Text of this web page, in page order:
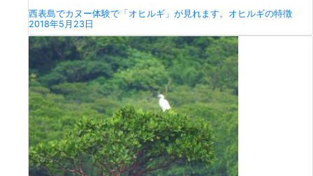
西表島でカヌー体験で「オヒルギ」が見れます。オヒルギの特徴
2018年5月23日